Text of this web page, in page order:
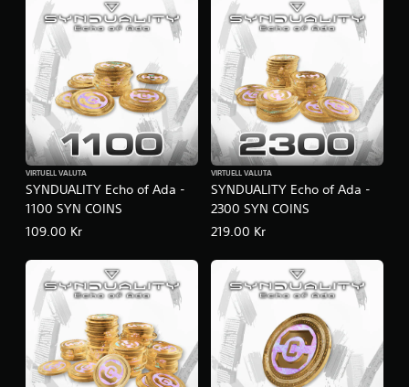
SYNDUALITY Echo of Ada -
1100 SYN COINS
VIRTUELL VALUTA
109.00 Kr
SYNDUALITY Echo of Ada -
2300 SYN COINS
VIRTUELL VALUTA
219.00 Kr